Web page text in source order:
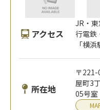
アクセス
JR・
行電鉄
「横
所在地
〒
屋町3
05号室